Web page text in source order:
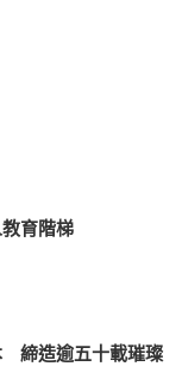
育階梯
締造逾五十載璀璨